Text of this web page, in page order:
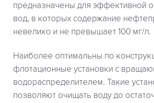
предназначены для эффективной
вод, в которых содержание
невелико и не превышает 100 мг/л.
Наиболее оптимальны по
флотационные установки с
водораспределителем. Такие
позволяют очищать воду до